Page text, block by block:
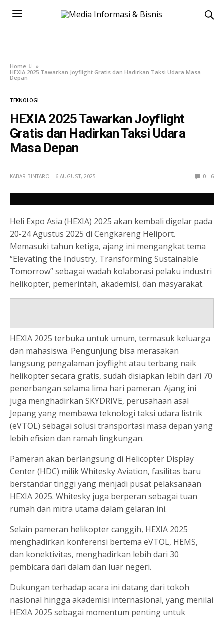
Home
»
HEXIA 2025 Tawarkan Joyflight Gratis dan Hadirkan Taksi Udara Masa
Depan
TEKNOLOGI
HEXIA 2025 Tawarkan Joyflight
Gratis dan Hadirkan Taksi Udara
Masa Depan
KABAR BINTARO 6 AUGUST, 2025 0 6
Heli Expo Asia (HEXIA) 2025 akan kembali digelar pada
20-24 Agustus 2025 di Cengkareng Heliport.
Memasuki tahun ketiga, ajang ini mengangkat tema
“Elevating the Industry, Transforming Sustainable
Tomorrow” sebagai wadah kolaborasi pelaku industri
helikopter, pemerintah, akademisi, dan masyarakat.
HEXIA 2025 terbuka untuk umum, termasuk keluarga
dan mahasiswa. Pengunjung bisa merasakan
langsung pengalaman joyflight atau terbang naik
helikopter secara gratis, sudah disiapkan lebih dari 70
penerbangan selama lima hari pameran. Ajang ini
juga menghadirkan SKYDRIVE, perusahaan asal
Jepang yang membawa teknologi taksi udara listrik
(eVTOL) sebagai solusi transportasi masa depan yang
lebih efisien dan ramah lingkungan.
Pameran akan berlangsung di Helicopter Display
Center (HDC) milik Whitesky Aviation, fasilitas baru
berstandar tinggi yang menjadi pusat pelaksanaan
HEXIA 2025. Whitesky juga berperan sebagai tuan
rumah dan mitra utama dalam gelaran ini.
Selain pameran helikopter canggih, HEXIA 2025
menghadirkan konferensi bertema eVTOL, HEMS,
dan konektivitas, menghadirkan lebih dari 30
pembicara dari dalam dan luar negeri.
Dukungan terhadap acara ini datang dari tokoh
nasional hingga akademisi internasional, yang menilai
HEXIA 2025 sebagai momentum penting untuk